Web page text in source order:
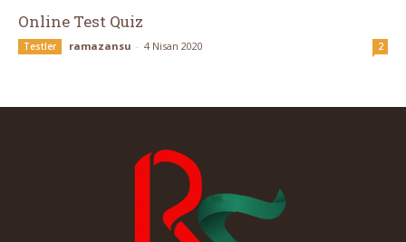
Online Test Quiz
Testler ramazansu - 4 Nisan 2020 2